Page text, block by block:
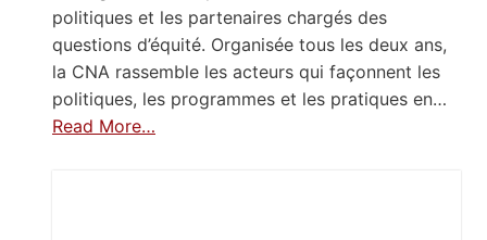
politiques et les partenaires chargés des
questions d’équité. Organisée tous les deux ans,
la CNA rassemble les acteurs qui façonnent les
politiques, les programmes et les pratiques en…
Read More…